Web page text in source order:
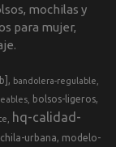
mochilas y
para mujer,
bandolera-regulable
bolsos-ligeros
hq-calidad-
urbana
modelo-